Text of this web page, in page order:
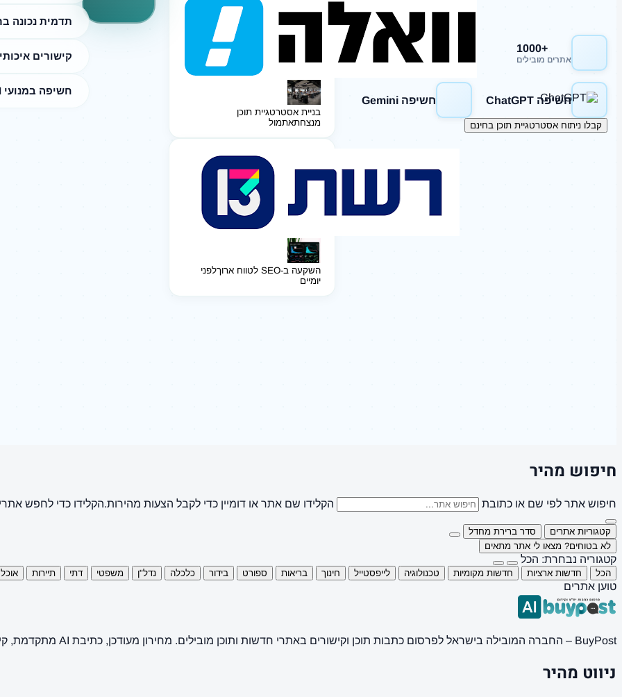
תדמית נכונה
קישורים
חשיפה במנועי AI
בניית אסטרטגיית תוכן
מנצחתאתמול
השקעה ב-SEO לטווח ארוך
לפני
יומיים
+1000
אתרים מובילים
חשיפה Google
חשיפה ChatGPT חשיפה Gemini
קבלו ניתוח אסטרטגיית תוכן בחינם
חיפוש מהיר
חיפוש אתר לפי שם או כתובת הקלידו שם אתר או דומיין כדי לקבל הצעות מהירות.הקלידו כדי לחפש
קטגוריות אתרים
סדר ברירת מחדל
לא בטוחים? מצאו לי אתר מתאים
קטגוריה נבחרת: הכל
הכל חדשות ארציות חדשות מקומיות טכנולוגיה לייפסטייל חינוך בריאות ספורט בידור כלכלה נדל"ן משפטי דתי תיירות אוכל
טוען אתרים
BuyPost – החברה המובילה בישראל לפרסום כתבות תוכן וקישורים באתרי חדשות ותוכן מובילים. מחירון מעודכן, כתיבת AI מתקדמת, קידום אתרים SEO מקצועי. 11 שנות ניסיון ואלפי לקוחות מרוצים.
ניווט מהיר